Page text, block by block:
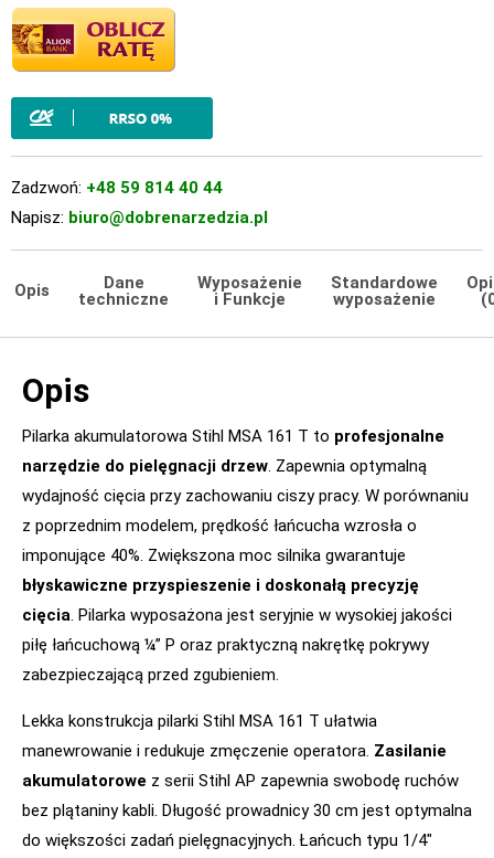
Zadzwoń: +48 59 814 40 44
Napisz: biuro@dobrenarzedzia.pl
Opis
Dane
techniczne
Wyposażenie
i Funkcje
Standardowe
wyposażenie
Opis
Pilarka akumulatorowa Stihl MSA 161 T to profesjonalne
narzędzie do pielęgnacji drzew. Zapewnia optymalną
wydajność cięcia przy zachowaniu ciszy pracy. W porównaniu
z poprzednim modelem, prędkość łańcucha wzrosła o
imponujące 40%. Zwiększona moc silnika gwarantuje
błyskawiczne przyspieszenie i doskonałą precyzję
cięcia. Pilarka wyposażona jest seryjnie w wysokiej jakości
piłę łańcuchową ¼” P oraz praktyczną nakrętkę pokrywy
zabezpieczającą przed zgubieniem.
Lekka konstrukcja pilarki Stihl MSA 161 T ułatwia
manewrowanie i redukuje zmęczenie operatora. Zasilanie
akumulatorowe z serii Stihl AP zapewnia swobodę ruchów
bez plątaniny kabli. Długość prowadnicy 30 cm jest optymalna
do większości zadań pielęgnacyjnych. Łańcuch typu 1/4″